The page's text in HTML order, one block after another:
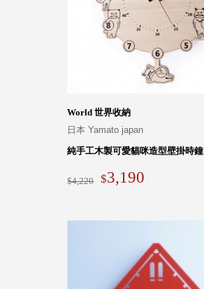
World 世界收納
日本 Yamato japan
純手工木製可愛貓咪造型壁掛時鐘
4,220 3,190